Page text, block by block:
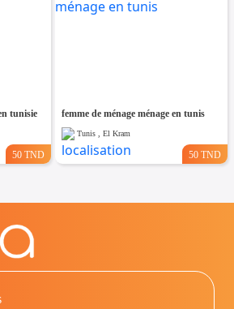
tunisie
50 TND
femme de ménage ménage en tunis
Tunis , El Kram
50 TND